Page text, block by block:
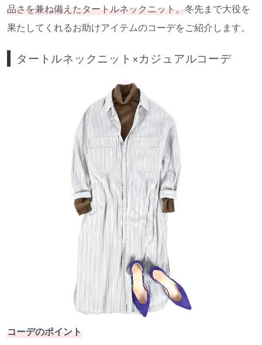
品さを兼ね備えたタートルネックニット。 冬先まで大役を
果たしてくれるお助けアイテムのコーデをご紹介します。
タートルネックニット×カジュアルコーデ
コーデのポイント